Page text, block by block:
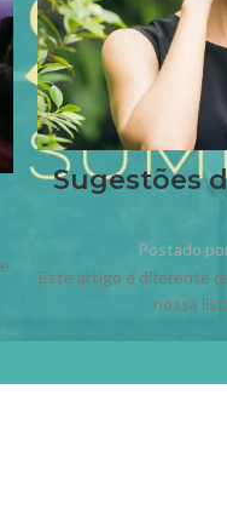
Sugestões
Postado
Este artigo é diferente
nossa